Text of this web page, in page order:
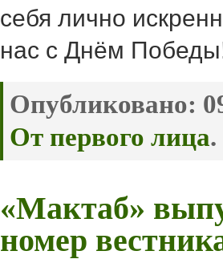
себя лично
нас с Днём
Опубликовано:
От первого лица.
«Мактаб»
номер